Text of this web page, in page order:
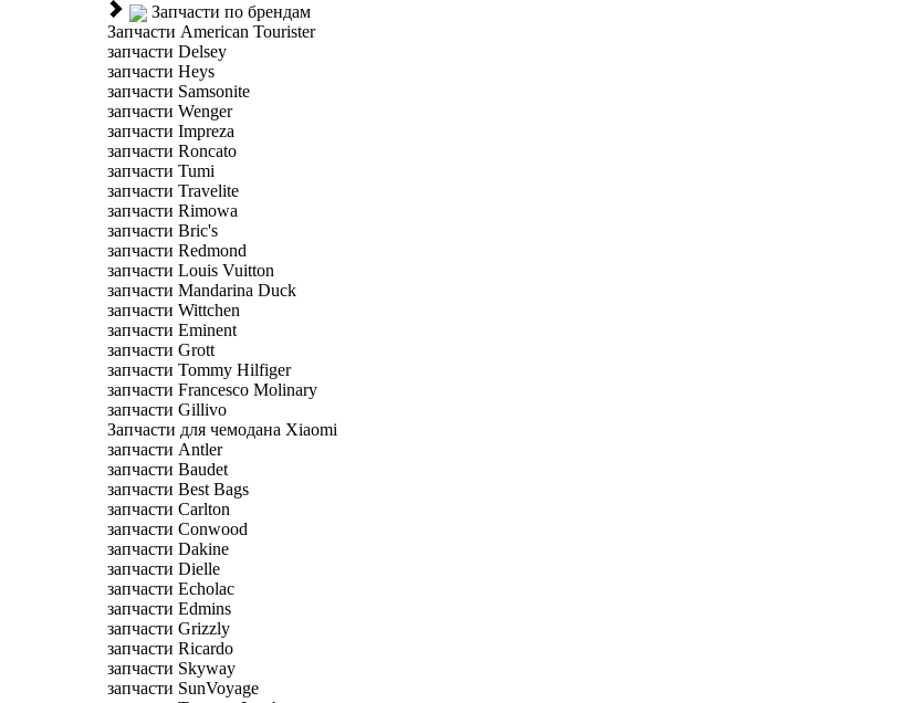
Запчасти по брендам
Запчасти American Tourister
запчасти Delsey
запчасти Heys
запчасти Samsonite
запчасти Wenger
запчасти Impreza
запчасти Roncato
запчасти Tumi
запчасти Travelite
запчасти Rimowa
запчасти Bric's
запчасти Redmond
запчасти Louis Vuitton
запчасти Mandarina Duck
запчасти Wittchen
запчасти Eminent
запчасти Grott
запчасти Tommy Hilfiger
запчасти Francesco Molinary
запчасти Gillivo
Запчасти для чемодана Xiaomi
запчасти Antler
запчасти Baudet
запчасти Best Bags
запчасти Carlton
запчасти Conwood
запчасти Dakine
запчасти Dielle
запчасти Echolac
запчасти Edmins
запчасти Grizzly
запчасти Ricardo
запчасти Skyway
запчасти SunVoyage